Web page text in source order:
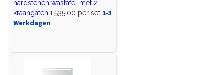
hardstenen wastafel met 2
kraangaten 1.535,00 per set 1-3
Werkdagen